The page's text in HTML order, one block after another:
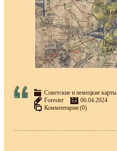
Советские и немецкие карты
Forester
06.04.2024
Комментарии (0)